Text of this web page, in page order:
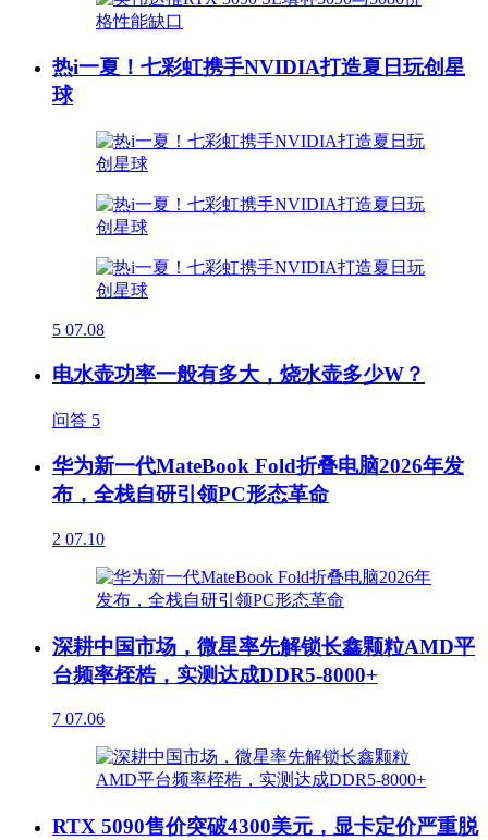
热i一夏！七彩虹携手NVIDIA打造夏日玩创星
球
5 07.08
电水壶功率一般有多大，烧水壶多少W？
问答 5
华为新一代MateBook Fold折叠电脑2026年发
布，全栈自研引领PC形态革命
2 07.10
深耕中国市场，微星率先解锁长鑫颗粒AMD平
台频率桎梏，实测达成DDR5-8000+
7 07.06
RTX 5090售价突破4300美元，显卡定价严重脱